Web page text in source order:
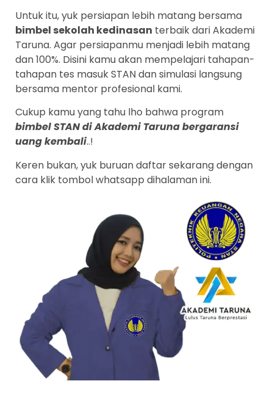
Untuk itu, yuk persiapan lebih matang bersama
bimbel sekolah kedinasan terbaik dari Akademi
Taruna. Agar persiapanmu menjadi lebih matang
dan 100%. Disini kamu akan mempelajari tahapan-
tahapan tes masuk STAN dan simulasi langsung
bersama mentor profesional kami.
Cukup kamu yang tahu lho bahwa program
bimbel STAN di Akademi Taruna bergaransi
uang kembali..!
Keren bukan, yuk buruan daftar sekarang dengan
cara klik tombol whatsapp dihalaman ini.